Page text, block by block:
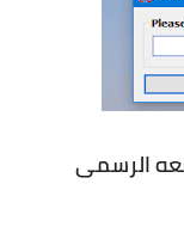
الرسمى